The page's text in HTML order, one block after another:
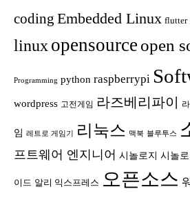
coding Embedded Linux flutter
linux opensource open
Programming python raspberrypi
wordpress 고전게임 라즈베리파이
임 레트로 게임기 리눅스 맥북 블루투스
프트웨어 엔지니어 시놀로지 시놀
이드 알리 익스프레스 오픈소스